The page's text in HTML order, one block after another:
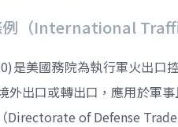
例（International
是美國務院為執行軍火出
外出口或轉出口，應用於軍
Directorate of Defense